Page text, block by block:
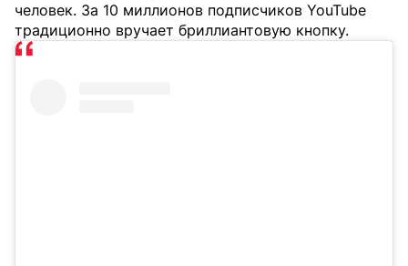
человек. За 10 миллионов подписчиков YouTube
традиционно вручает бриллиантовую кнопку.